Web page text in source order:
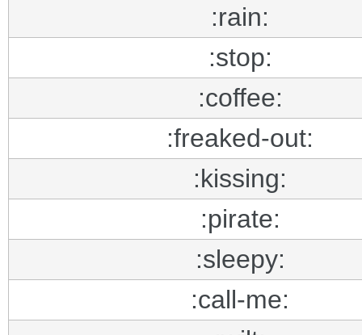
:rain:
:stop:
:coffee:
:freaked-out:
:kissing:
:pirate:
:sleepy:
:call-me: